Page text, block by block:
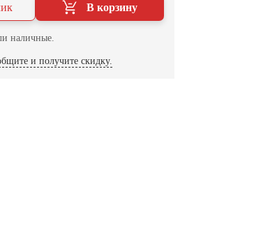
В корзину
наличные.
и получите скидку.